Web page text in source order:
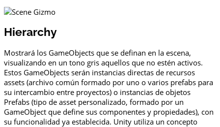
Hierarchy
Mostrará los GameObjects que se definan en la escena,
visualizando en un tono gris aquellos que no estén activos.
Estos GameObjects serán instancias directas de recursos
assets (archivo común formado por uno o varios prefabs para
su intercambio entre proyectos) o instancias de objetos
Prefabs (tipo de asset personalizado, formado por un
GameObject que define sus componentes y propiedades), con
su funcionalidad ya establecida. Unity utiliza un concepto